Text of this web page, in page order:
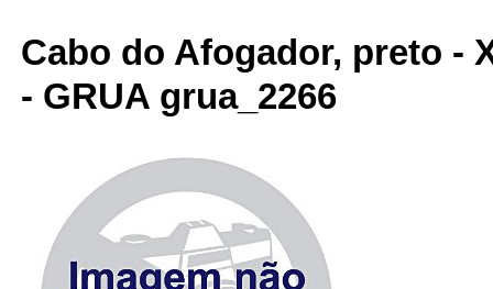
Cabo do Afogador, preto -
- GRUA grua_2266